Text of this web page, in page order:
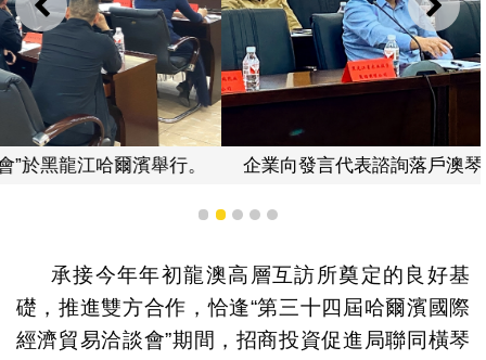
上一則 下一
企業向發言代表諮詢落戶澳琴的優惠政策及具體操作。
1 2 3 4 5
承接今年年初龍澳高層互訪所奠定的良好基
礎，推進雙方合作，恰逢“第三十四屆哈爾濱國際
經濟貿易洽談會”期間，招商投資促進局聯同橫琴